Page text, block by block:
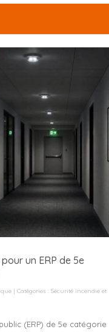
un ERP de 5e
| Catégories : Sécurité incendie et
(ERP) de 5e catégorie